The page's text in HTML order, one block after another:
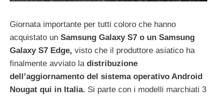
Giornata importante per tutti coloro che hanno
acquistato un Samsung Galaxy S7 o un Samsung
Galaxy S7 Edge, visto che il produttore asiatico ha
finalmente avviato la distribuzione
dell’aggiornamento del sistema operativo Android
Nougat qui in Italia. Si parte con i modelli marchiati 3